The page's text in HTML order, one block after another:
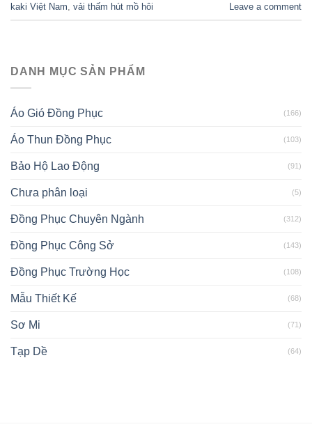
kaki Việt Nam vải thấm hút mồ hôi Leave a comment
DANH MỤC SẢN PHẨM
Áo Gió Đồng Phục (166)
Áo Thun Đồng Phục (103)
Bảo Hộ Lao Động (91)
Chưa phân loại (5)
Đồng Phục Chuyên Ngành (312)
Đồng Phục Công Sở (143)
Đồng Phục Trường Học (108)
Mẫu Thiết Kế (68)
Sơ Mi (71)
Tạp Dề (64)